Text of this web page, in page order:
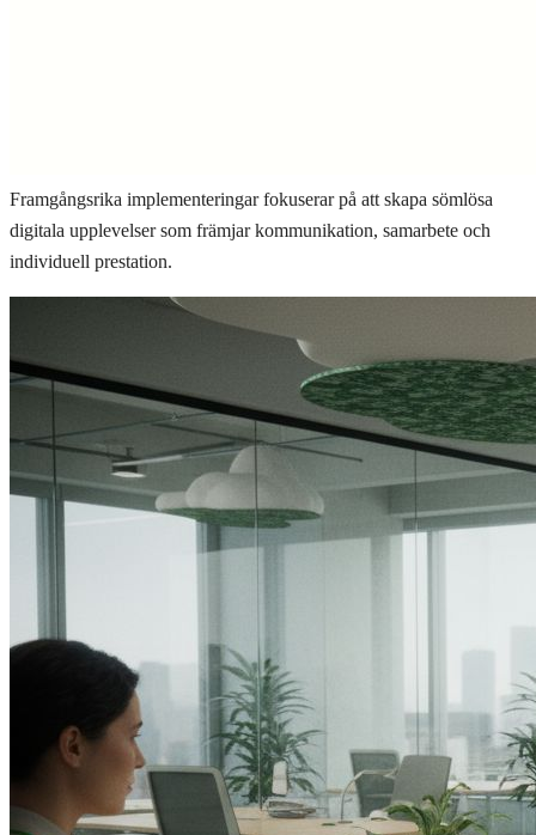
Framgångsrika implementeringar fokuserar på att skapa sömlösa
digitala upplevelser som främjar kommunikation, samarbete och
individuell prestation.